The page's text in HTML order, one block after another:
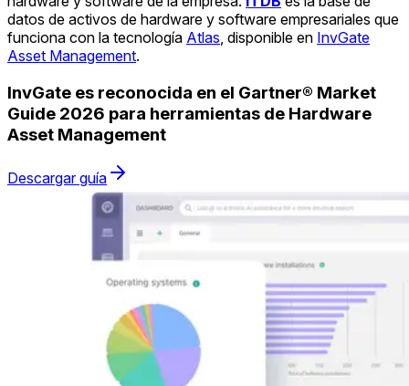
datos de activos de hardware y software empresariales que
funciona con la tecnología Atlas , disponible en InvGate
Asset Management.
InvGate es reconocida en el Gartner® Market
Guide 2026 para herramientas de Hardware
Asset Management
Descargar guía